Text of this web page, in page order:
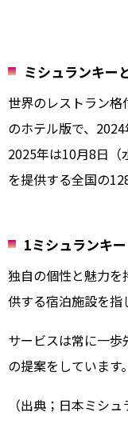
ミシュランキー
世界のレストラン格
のホテル版で、
2025年は10月8日（
を提供する全国の
1ミシュランキ
独自の個性と魅力
供する宿泊施設を指
サービスは常に一歩
の提案をしています。
（出典；日本ミシ